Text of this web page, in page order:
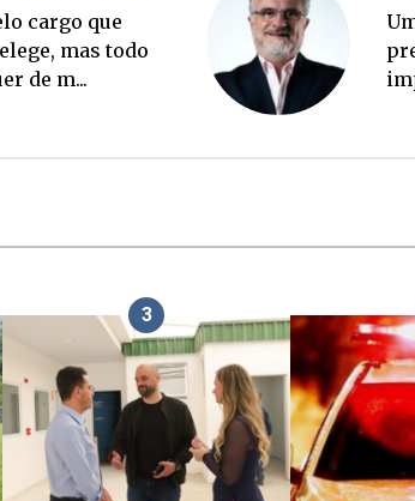
Garibaldi virou
eleitoral
A
3